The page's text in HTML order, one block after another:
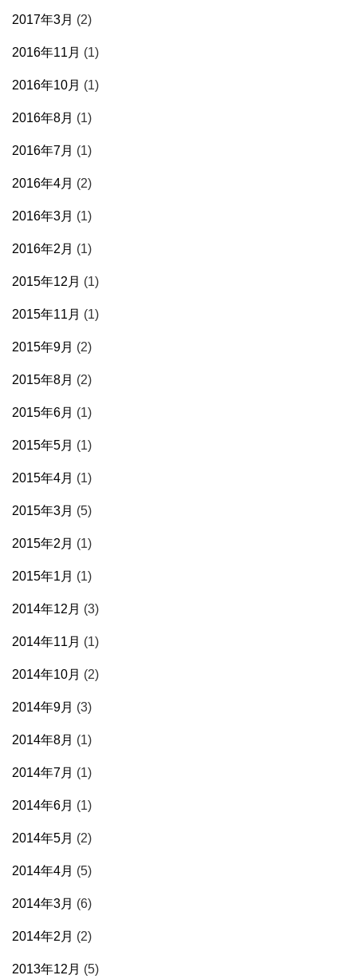
2017年3月 (2)
2016年11月 (1)
2016年10月 (1)
2016年8月 (1)
2016年7月 (1)
2016年4月 (2)
2016年3月 (1)
2016年2月 (1)
2015年12月 (1)
2015年11月 (1)
2015年9月 (2)
2015年8月 (2)
2015年6月 (1)
2015年5月 (1)
2015年4月 (1)
2015年3月 (5)
2015年2月 (1)
2015年1月 (1)
2014年12月 (3)
2014年11月 (1)
2014年10月 (2)
2014年9月 (3)
2014年8月 (1)
2014年7月 (1)
2014年6月 (1)
2014年5月 (2)
2014年4月 (5)
2014年3月 (6)
2014年2月 (2)
2013年12月 (5)